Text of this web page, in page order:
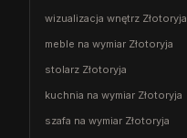
wizualizacja wnętrz Złotoryja
meble na wymiar Złotoryja
stolarz Złotoryja
kuchnia na wymiar Złotoryja
szafa na wymiar Złotoryja